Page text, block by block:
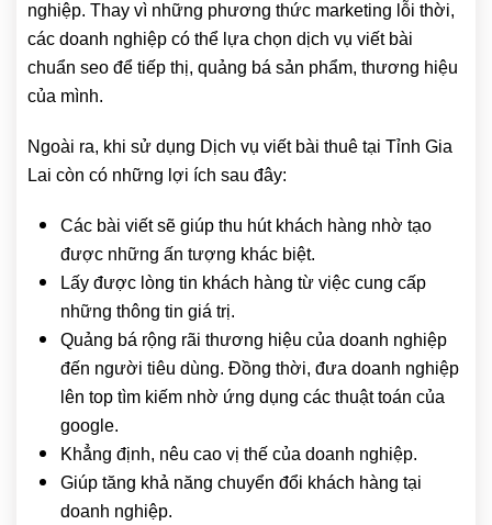
nghiệp. Thay vì những phương thức marketing lỗi thời,
các doanh nghiệp có thể lựa chọn dịch vụ viết bài
chuẩn seo để tiếp thị, quảng bá sản phẩm, thương hiệu
của mình.
Ngoài ra, khi sử dụng Dịch vụ viết bài thuê tại Tỉnh Gia
Lai còn có những lợi ích sau đây:
Các bài viết sẽ giúp thu hút khách hàng nhờ tạo
được những ấn tượng khác biệt.
Lấy được lòng tin khách hàng từ việc cung cấp
những thông tin giá trị.
Quảng bá rộng rãi thương hiệu của doanh nghiệp
đến người tiêu dùng. Đồng thời, đưa doanh nghiệp
lên top tìm kiếm nhờ ứng dụng các thuật toán của
google.
Khẳng định, nêu cao vị thế của doanh nghiệp.
Giúp tăng khả năng chuyển đổi khách hàng tại
doanh nghiệp.